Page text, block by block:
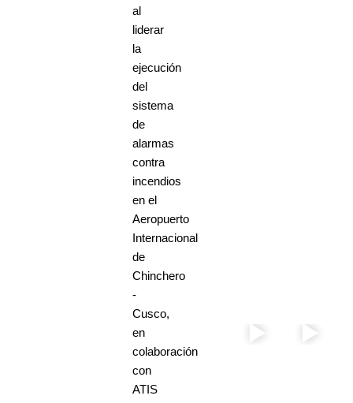
al
liderar
la
ejecución
del
sistema
de
alarmas
contra
incendios
en el
Aeropuerto
Internacional
de
Chinchero
-
Cusco,
en
colaboración
con
ATIS